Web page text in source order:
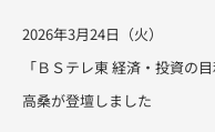
2026年3月24日（火）
「ＢＳテレ東 経済・投資の
高桑が登壇しました